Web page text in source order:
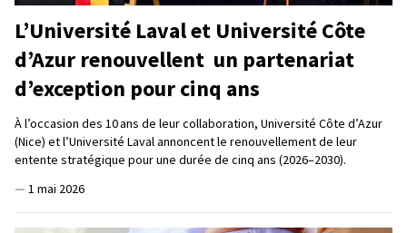
L’Université Laval et Université Côte
d’Azur renouvellent un partenariat
d’exception pour cinq ans
À l’occasion des 10 ans de leur collaboration, Université Côte d’Azur
(Nice) et l’Université Laval annoncent le renouvellement de leur
entente stratégique pour une durée de cinq ans (2026–2030).
— 1 mai 2026